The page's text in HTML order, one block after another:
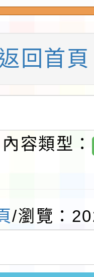
簡章
培育課程
學年度
協會檢送
決賽暨國
」
用，防疫
活動
案入校路
(星期六
福系列
術巡演
大學辦理
回首頁
容類型：
/瀏覽：